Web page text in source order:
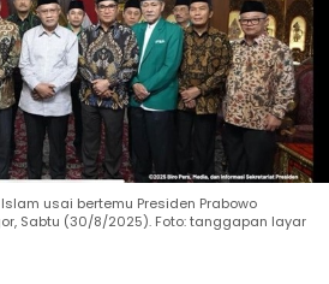
usai bertemu Presiden Prabowo
Sabtu (30/8/2025). Foto: tanggapan layar